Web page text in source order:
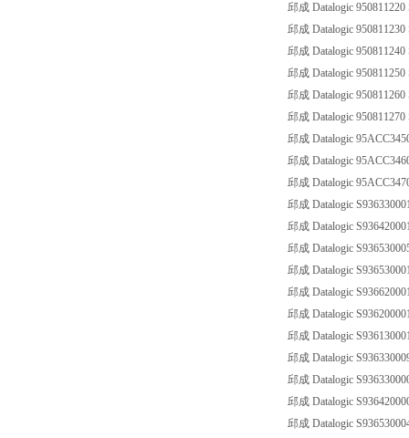
邱成 Datalogic
邱成 Datalogic
邱成 Datalogic
邱成 Datalogic
邱成 Datalogic
邱成 Datalogic
邱成 Datalogic
邱成 Datalogic
邱成 Datalogic
邱成 Datalogic
邱成 Datalogic
邱成 Datalogic
邱成 Datalogic
邱成 Datalogic
邱成 Datalogic
邱成 Datalogic
邱成 Datalogic
邱成 Datalogic
邱成 Datalogic
邱成 Datalogic